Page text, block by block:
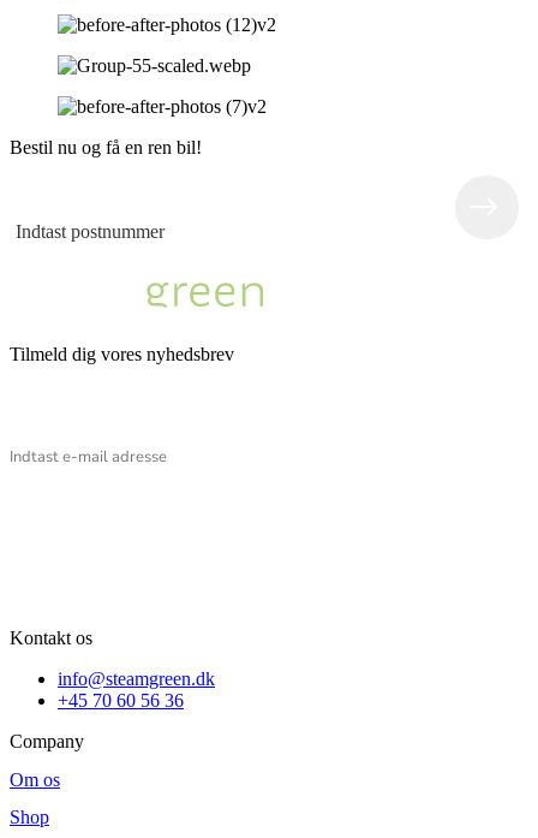
Bestil nu og få en ren bil!
Tilmeld dig vores nyhedsbrev
Kontakt os
info@steamgreen.dk
+45 70 60 56 36
Company
Om os
Shop